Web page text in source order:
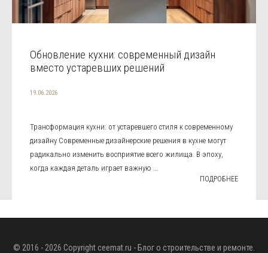
Обновление кухни: современный дизайн
вместо устаревших решений
19.06.2026
Трансформация кухни: от устаревшего стиля к современному
дизайну Современные дизайнерские решения в кухне могут
радикально изменить восприятие всего жилища. В эпоху,
когда каждая деталь играет важную ...
ПОДРОБНЕЕ
© 2016 - 2026 Copyright ceemat.ru - Блог о строительстве и ремонте.